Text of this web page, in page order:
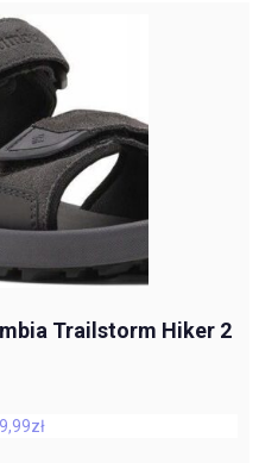
Trailstorm Hiker 2
zł